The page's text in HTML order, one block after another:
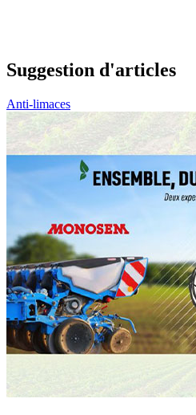
Suggestion d'articles
Anti-limaces